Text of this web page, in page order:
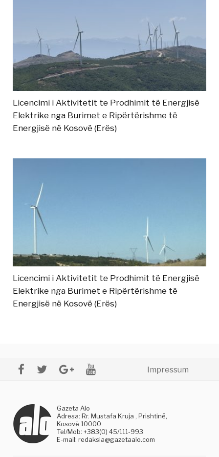
Licencimi i Aktivitetit te Prodhimit të Energjisë
Elektrike nga Burimet e Ripërtërishme të
Energjisë në Kosovë (Erës)
Licencimi i Aktivitetit te Prodhimit të Energjisë
Elektrike nga Burimet e Ripërtërishme të
Energjisë në Kosovë (Erës)
Impressum
Gazeta Alo
Adresa: Rr. Mustafa Kruja , Prishtinë,
Kosovë 10000
Tel/Mob: +383(0) 45/111-993
E-mail:redaksia@gazetaalo.com